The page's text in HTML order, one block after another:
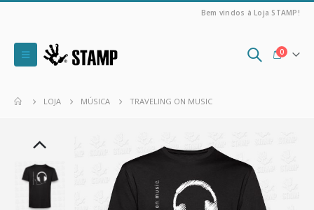
Bem vindos à Loja STAMP!
0
LOJA MÚSICA TRAVELING ON MUSIC